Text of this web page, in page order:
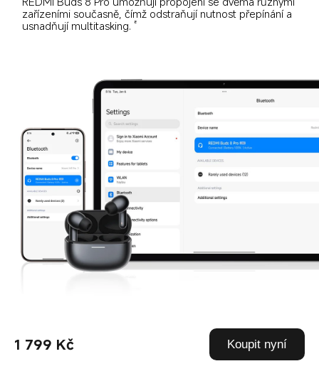
1 799 Kč Koupit nyní
zařízeními současně, čímž odstraňují nutnost přepínání a
usnadňují multitasking.
8